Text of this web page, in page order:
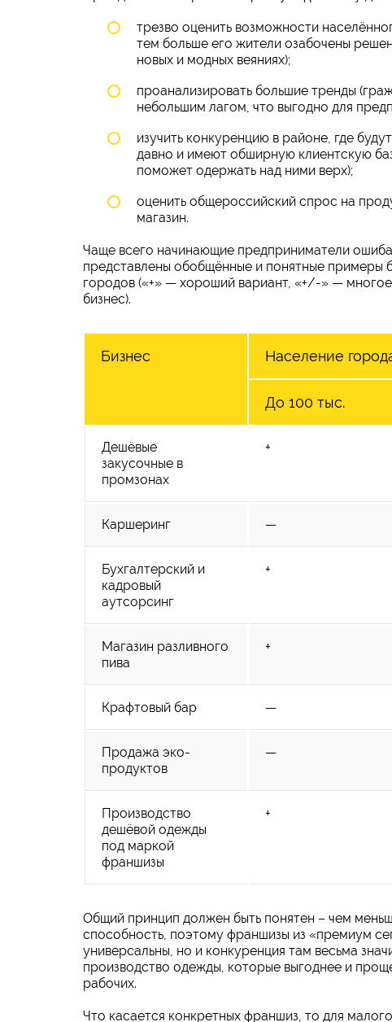
трезво оценить возможности
тем больше его жители озабочены
новых и модных веяниях);
проанализировать большие тренды
небольшим лагом, что выгодно для
изучить конкуренцию в районе, где
давно и имеют обширную клиентскую
поможет одержать над ними верх);
оценить общероссийский спрос на
магазин.
Чаще всего начинающие предприниматели
представлены обобщённые и понятные примеры
городов («+» — хороший вариант, «+/-» —
бизнес).
Бизнес Население
До 100 тыс.
Дешёвые
закусочные в
промзонах
+
Каршеринг —
Бухгалтерский и
кадровый
аутсорсинг
+
Магазин разливного
пива
+
Крафтовый бар —
Продажа эко-
продуктов
—
Производство
дешёвой одежды
под маркой
франшизы
+
Общий принцип должен быть понятен – чем
способность, поэтому франшизы из «премиум
универсальны, но и конкуренция там весьма
производство одежды, которые выгоднее и
рабочих.
Что касается конкретных франшиз, то для